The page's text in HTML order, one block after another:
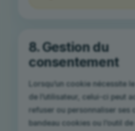
8. Gestion du
consentement
Lorsqu’un cookie nécessite
de l’utilisateur, celui-ci peut
refuser ou personnaliser ses
bandeau cookies ou l’outil